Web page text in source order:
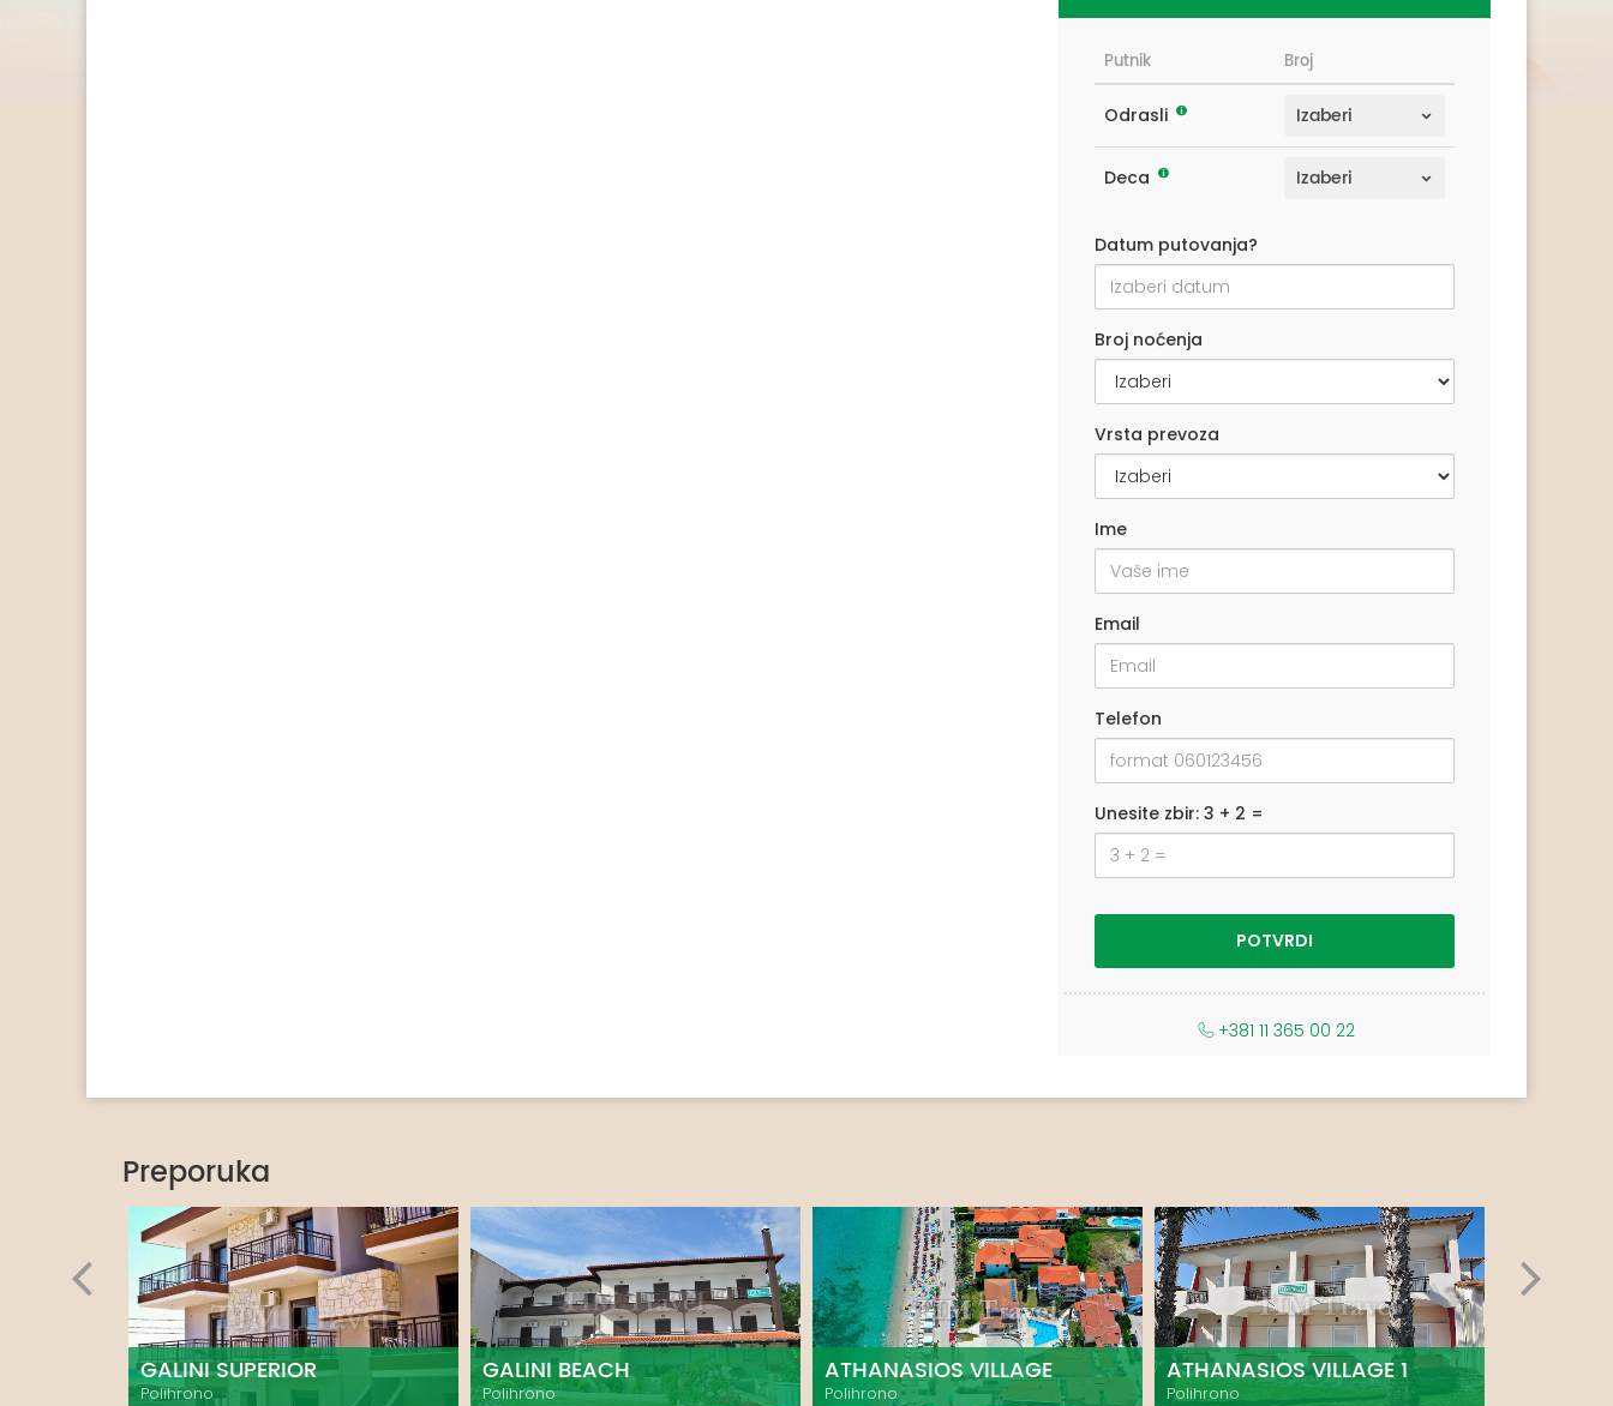
Putnik Broj
Odrasli
Deca
Datum putovanja?
Broj noćenja
Vrsta prevoza
Ime
Email
Telefon
Unesite zbir: 3 + 2 =
+381 11 365 00 22
Preporuka
GALINI SUPERIOR
Polihrono
GALINI BEACH
Polihrono
ATHANASIOS VILLAGE
Polihrono
ATHANASIOS VILLAGE 1
Polihrono